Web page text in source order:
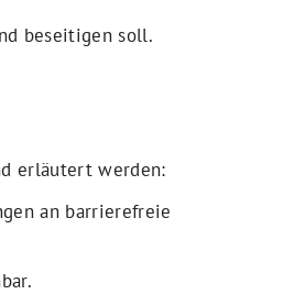
beseitigen soll.
erläutert werden:
an barrierefreie